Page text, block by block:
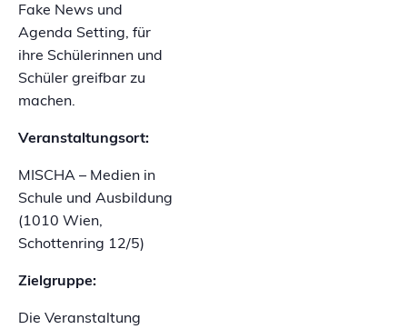
Fake News und
Agenda Setting, für
ihre Schülerinnen und
Schüler greifbar zu
machen.
Veranstaltungsort:
MISCHA – Medien in
Schule und Ausbildung
(1010 Wien,
Schottenring 12/5)
Zielgruppe:
Die Veranstaltung